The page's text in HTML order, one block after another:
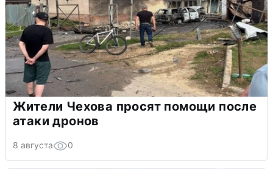
Жители Чехова просят помощи после
атаки дронов
8 августа 0